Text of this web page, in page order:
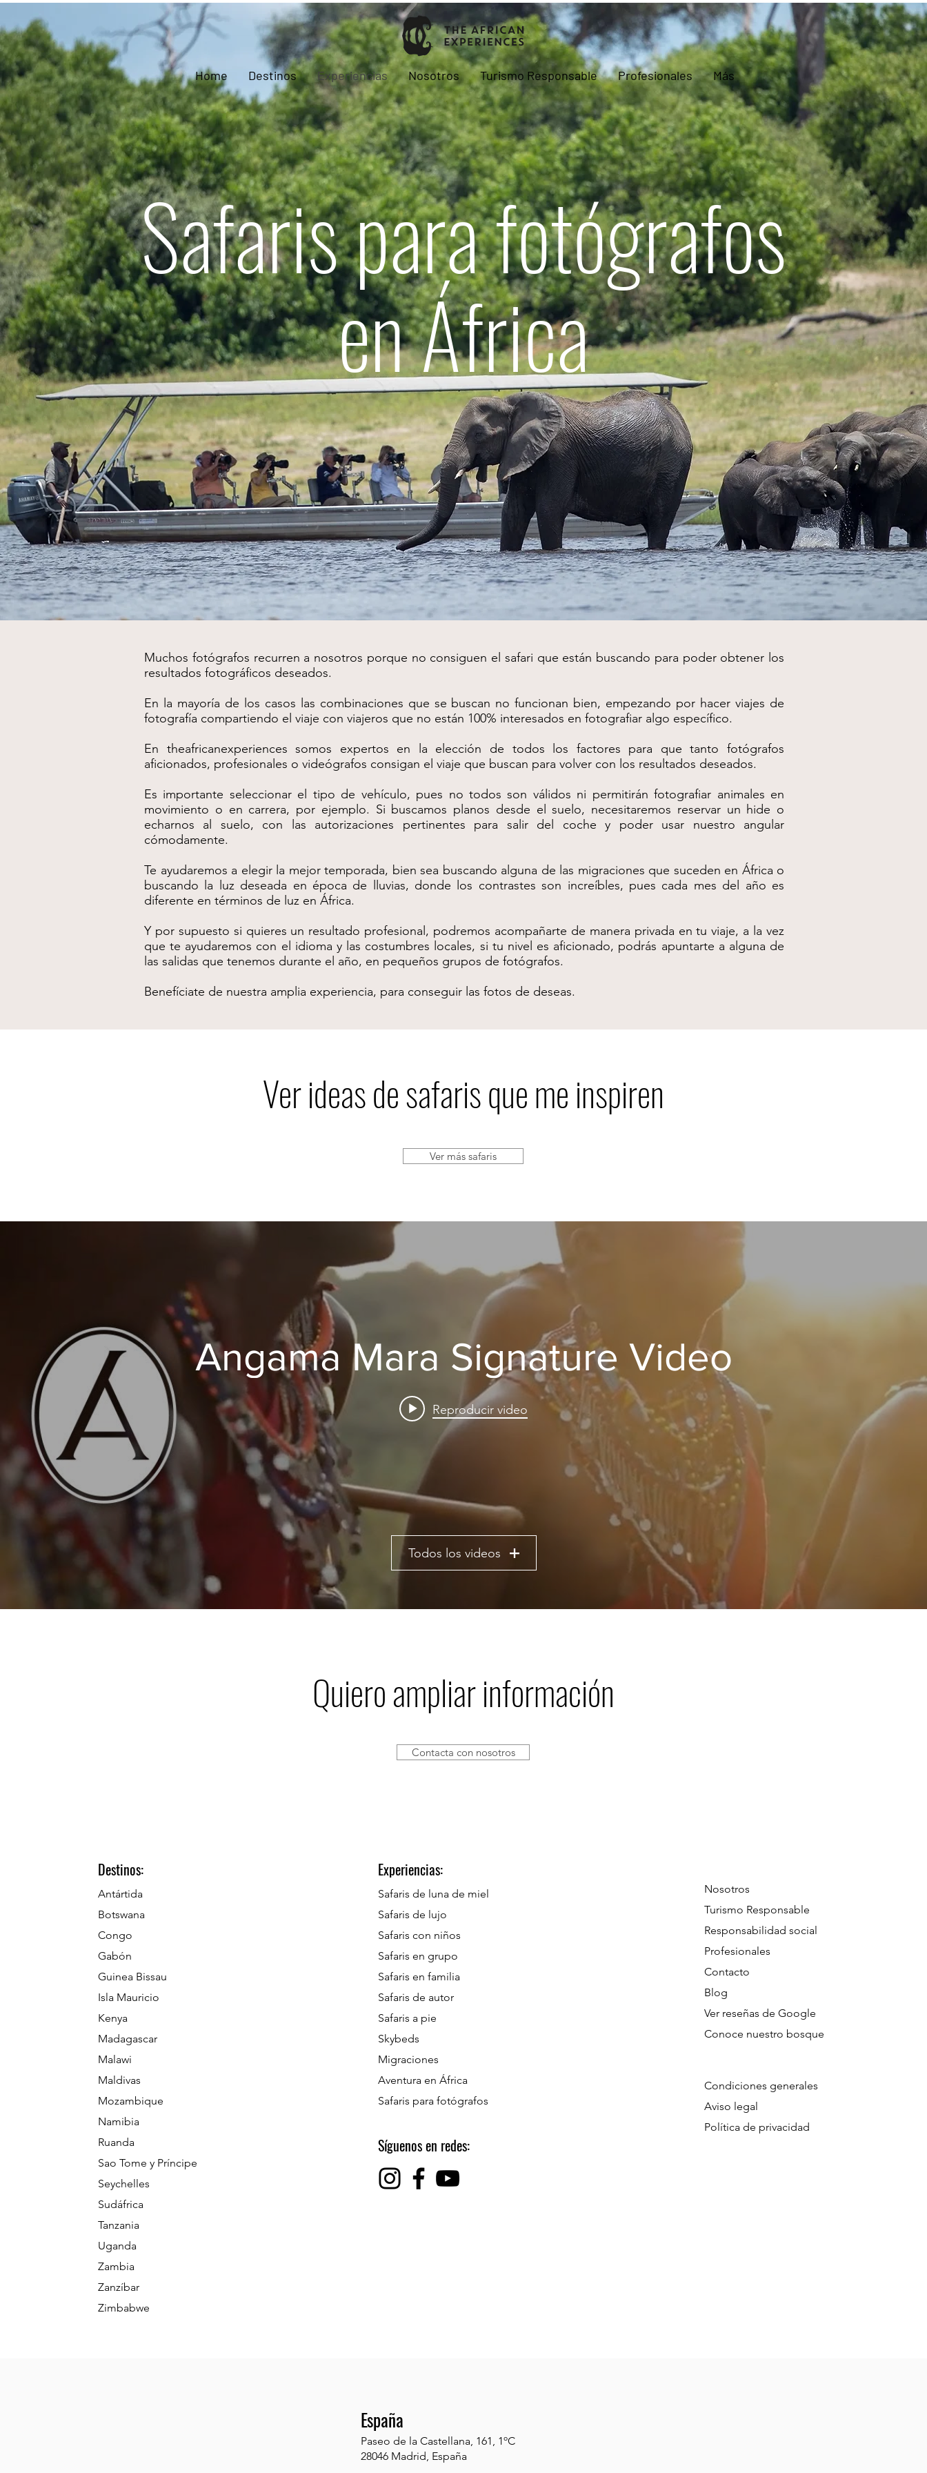
Home Destinos Experiencias Nosotros Turismo Responsable Profesionales Más
Safaris para fotógrafos
en África
Muchos fotógrafos recurren a nosotros porque no consiguen el safari que están buscando para poder obtener los
resultados fotográficos deseados.
En la mayoría de los casos las combinaciones que se buscan no funcionan bien, empezando por hacer viajes de
fotografía compartiendo el viaje con viajeros que no están 100% interesados en fotografiar algo específico.
En theafricanexperiences somos expertos en la elección de todos los factores para que tanto fotógrafos
aficionados, profesionales o videógrafos consigan el viaje que buscan para volver con los resultados deseados.
Es importante seleccionar el tipo de vehículo, pues no todos son válidos ni permitirán fotografiar animales en
movimiento o en carrera, por ejemplo. Si buscamos planos desde el suelo, necesitaremos reservar un hide o
echarnos al suelo, con las autorizaciones pertinentes para salir del coche y poder usar nuestro angular
cómodamente.
Te ayudaremos a elegir la mejor temporada, bien sea buscando alguna de las migraciones que suceden en África o
buscando la luz deseada en época de lluvias, donde los contrastes son increíbles, pues cada mes del año es
diferente en términos de luz en África.
Y por supuesto si quieres un resultado profesional, podremos acompañarte de manera privada en tu viaje, a la vez
que te ayudaremos con el idioma y las costumbres locales, si tu nivel es aficionado, podrás apuntarte a alguna de
las salidas que tenemos durante el año, en pequeños grupos de fotógrafos.
Benefíciate de nuestra amplia experiencia, para conseguir las fotos de deseas.
Ver ideas de safaris que me inspiren
Ver más safaris
Angama Mara Signature Video
Reproducir video
Todos los videos
Quiero ampliar información
Contacta con nosotros
Destinos:
Antártida
Botswana
Congo
Gabón
Guinea Bissau
Isla Mauricio
Kenya
Madagascar
Malawi
Maldivas
Mozambique
Namibia
Ruanda
Sao Tome y Príncipe
Seychelles
Sudáfrica
Tanzania
Uganda
Zambia
Zanzíbar
Zimbabwe
Experiencias:
Safaris de luna de miel
Safaris de lujo
Safaris con niños
Safaris en grupo
Safaris en familia
Safaris de autor
Safaris a pie
Skybeds
Migraciones
Aventura en África
Safaris para fotógrafos
Síguenos en redes:
Nosotros
Turismo Responsable
Responsabilidad social
Profesionales
Contacto
Blog
Ver reseñas de Google
Conoce nuestro bosque
Condiciones generales
Aviso legal
Política de privacidad
España
Paseo de la Castellana, 161, 1ºC
28046 Madrid, España